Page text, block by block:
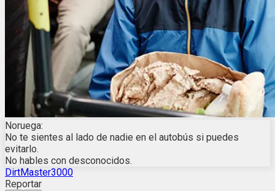
Noruega:
No te sientes al lado de nadie en el autobús si puedes
evitarlo.
No hables con desconocidos.
DirtMaster3000
Reportar